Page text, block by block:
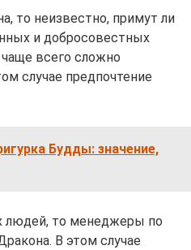
то неизвестно, примут ли
и добросовестных
всего сложно
случае предпочтение
Будды: значение,
людей, то менеджеры по
В этом случае